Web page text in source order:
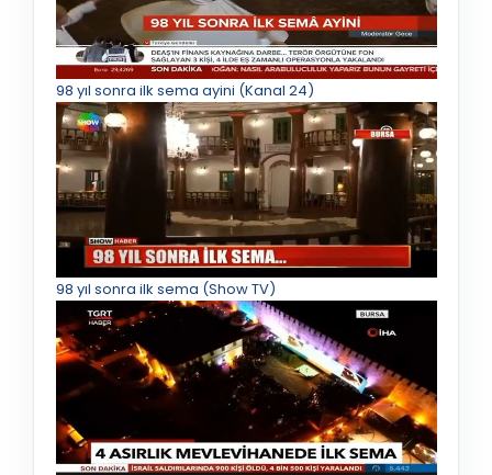
98 yıl sonra ilk sema ayini (Kanal 24)
98 yıl sonra ilk sema (Show TV)